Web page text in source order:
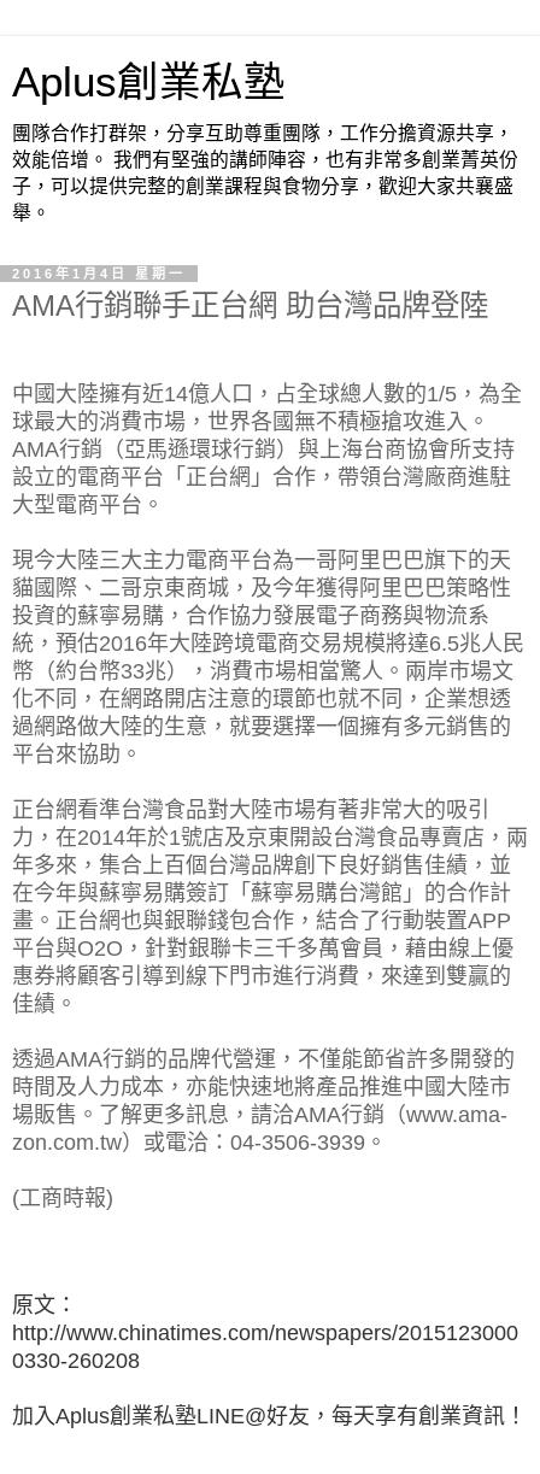
Aplus創業私塾
團隊合作打群架，分享互助尊重團隊，工作分擔資源共享，
效能倍增。 我們有堅強的講師陣容，也有非常多創業菁英份
子，可以提供完整的創業課程與食物分享，歡迎大家共襄盛
舉。
2016年1月4日 星期一
AMA行銷聯手正台網 助台灣品牌登陸
中國大陸擁有近14億人口，占全球總人數的1/5，為全
球最大的消費市場，世界各國無不積極搶攻進入。
AMA行銷（亞馬遜環球行銷）與上海台商協會所支持
設立的電商平台「正台網」合作，帶領台灣廠商進駐
大型電商平台。
現今大陸三大主力電商平台為一哥阿里巴巴旗下的天
貓國際、二哥京東商城，及今年獲得阿里巴巴策略性
投資的蘇寧易購，合作協力發展電子商務與物流系
統，預估2016年大陸跨境電商交易規模將達6.5兆人民
幣（約台幣33兆），消費市場相當驚人。兩岸市場文
化不同，在網路開店注意的環節也就不同，企業想透
過網路做大陸的生意，就要選擇一個擁有多元銷售的
平台來協助。
正台網看準台灣食品對大陸市場有著非常大的吸引
力，在2014年於1號店及京東開設台灣食品專賣店，兩
年多來，集合上百個台灣品牌創下良好銷售佳績，並
在今年與蘇寧易購簽訂「蘇寧易購台灣館」的合作計
畫。正台網也與銀聯錢包合作，結合了行動裝置APP
平台與O2O，針對銀聯卡三千多萬會員，藉由線上優
惠券將顧客引導到線下門市進行消費，來達到雙贏的
佳績。
透過AMA行銷的品牌代營運，不僅能節省許多開發的
時間及人力成本，亦能快速地將產品推進中國大陸市
場販售。了解更多訊息，請洽AMA行銷（www.ama-
zon.com.tw）或電洽：04-3506-3939。
(工商時報)
原文：
http://www.chinatimes.com/newspapers/2015123000
0330-260208
加入Aplus創業私塾LINE@好友，每天享有創業資訊！